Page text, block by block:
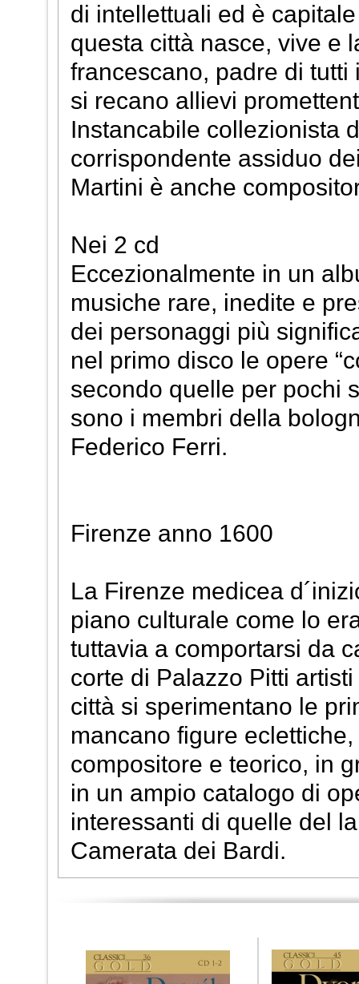
di intellettuali ed è
questa città nasce, vive e
francescano, padre di
si recano allievi
Instancabile collezionista
corrispondente assiduo
Martini è anche
Nei 2 cd
Eccezionalmente in un
musiche rare, inedite e
dei personaggi più
nel primo disco le opere
secondo quelle per pochi
sono i membri della
Federico Ferri.
Firenze anno 1600
La Firenze medicea
piano culturale come lo
tuttavia a comportarsi da
corte di Palazzo Pitti
città si sperimentano le
mancano figure
compositore e teorico, in
in un ampio catalogo di
interessanti di quelle del
Camerata dei Bardi.